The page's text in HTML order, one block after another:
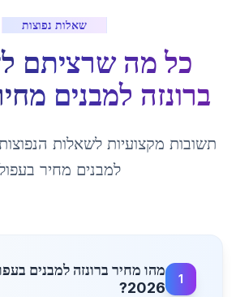
שאלות נפוצות
כל מה שרציתם
ברונזה למבנים
תשובות מקצועיות לשאלות
למבנים מחיר ב
1
מהו מחיר ברונזה למבנים
2026?